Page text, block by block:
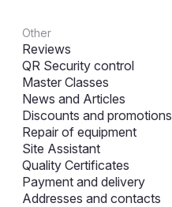
Other
Reviews
QR Security control
Master Classes
News and Articles
Discounts and promotions
Repair of equipment
Site Assistant
Quality Certificates
Payment and delivery
Addresses and contacts